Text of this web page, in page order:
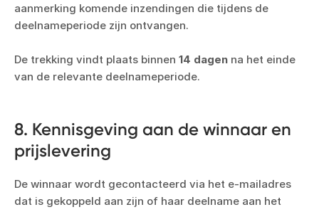
aanmerking komende inzendingen die tijdens de
deelnameperiode zijn ontvangen.
De trekking vindt plaats binnen 14 dagen na het einde
van de relevante deelnameperiode.
8. Kennisgeving aan de winnaar en
prijslevering
De winnaar wordt gecontacteerd via het e-mailadres
dat is gekoppeld aan zijn of haar deelname aan het